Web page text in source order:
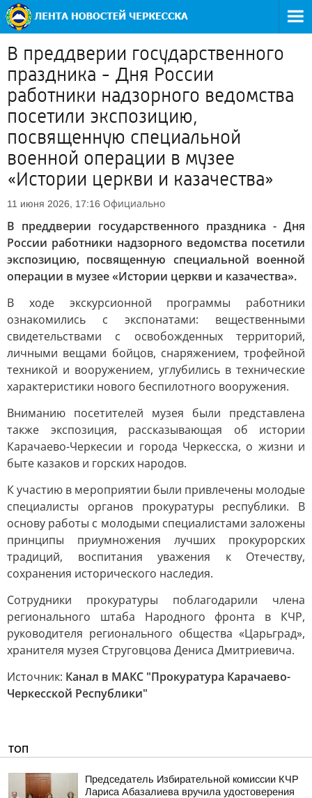
В преддверии государственного
праздника - Дня России
работники надзорного ведомства
посетили экспозицию,
посвященную специальной
военной операции в музее
«Истории церкви и казачества»
11 июня 2026, 17:16 Официально
В преддверии государственного праздника - Дня
России работники надзорного ведомства посетили
экспозицию, посвященную специальной военной
операции в музее «Истории церкви и казачества».
В ходе экскурсионной программы работники
ознакомились с экспонатами: вещественными
свидетельствами с освобожденных территорий,
личными вещами бойцов, снаряжением, трофейной
техникой и вооружением, углубились в технические
характеристики нового беспилотного вооружения.
Вниманию посетителей музея были представлена
также экспозиция, рассказывающая об истории
Карачаево-Черкесии и города Черкесска, о жизни и
быте казаков и горских народов.
К участию в мероприятии были привлечены молодые
специалисты органов прокуратуры республики. В
основу работы с молодыми специалистами заложены
принципы приумножения лучших прокурорских
традиций, воспитания уважения к Отечеству,
сохранения исторического наследия.
Сотрудники прокуратуры поблагодарили члена
регионального штаба Народного фронта в КЧР,
руководителя регионального общества «Царьград»,
хранителя музея Струговцова Дениса Дмитриевича.
Источник: Канал в МАКС "Прокуратура Карачаево-
Черкесской Республики"
ТОП
Председатель Избирательной комиссии КЧР
Лариса Абазалиева вручила удостоверения